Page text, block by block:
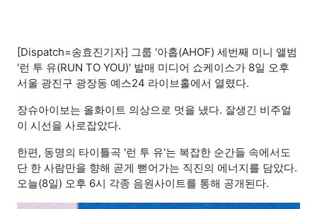
[Dispatch=송효진기자] 그룹 '아홉(AHOF) 세번째 미니 앨범
'런 투 유(RUN TO YOU)' 발매 미디어 쇼케이스가 8일 오후
서울 광진구 광장동 예스24 라이브홀에서 열렸다.
장슈아이보는 올화이트 의상으로 멋을 냈다. 잘생긴 비주얼
이 시선을 사로잡았다.
한편, 동명의 타이틀곡 '런 투 유'는 복잡한 순간들 속에서도
단 한 사람만을 향해 곧게 뻗어가는 직진의 에너지를 담았다.
오늘(8일) 오후 6시 각종 음원사이트를 통해 공개된다.